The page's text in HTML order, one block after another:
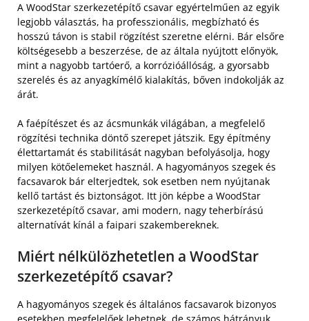
A WoodStar szerkezetépítő csavar egyértelműen az egyik
legjobb választás, ha professzionális, megbízható és
hosszú távon is stabil rögzítést szeretne elérni. Bár elsőre
költségesebb a beszerzése, de az általa nyújtott előnyök,
mint a nagyobb tartóerő, a korrózióállóság, a gyorsabb
szerelés és az anyagkímélő kialakítás, bőven indokolják az
árát.
A faépítészet és az ácsmunkák világában, a megfelelő
rögzítési technika döntő szerepet játszik. Egy építmény
élettartamát és stabilitását nagyban befolyásolja, hogy
milyen kötőelemeket használ. A hagyományos szegek és
facsavarok bár elterjedtek, sok esetben nem nyújtanak
kellő tartást és biztonságot. Itt jön képbe a WoodStar
szerkezetépítő csavar, ami modern, nagy teherbírású
alternatívát kínál a faipari szakembereknek.
Miért nélkülözhetetlen a WoodStar
szerkezetépítő csavar?
A hagyományos szegek és általános facsavarok bizonyos